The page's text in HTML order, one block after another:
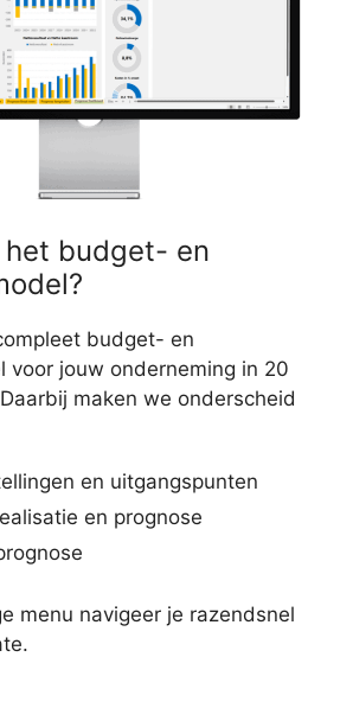
budget- en
budget- en
voor jouw onderneming in 20
maken we onderscheid
en uitgangspunten
en prognose
menu navigeer je razendsnel